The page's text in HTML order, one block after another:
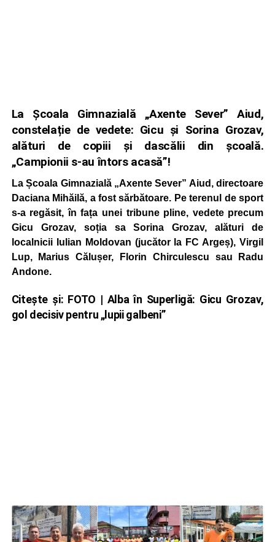
La Școala Gimnazială „Axente Sever” Aiud,
constelație de vedete: Gicu și Sorina Grozav,
alături de copiii și dascălii din școală.
„Campionii s-au întors acasă”!
La Școala Gimnazială „Axente Sever” Aiud, directoare
Daciana Mihăilă, a fost sărbătoare. Pe terenul de sport
s-a regăsit, în fața unei tribune pline, vedete precum
Gicu Grozav, soția sa Sorina Grozav, alături de
localnicii Iulian Moldovan (jucător la FC Argeș), Virgil
Lup, Marius Călușer, Florin Chirculescu sau Radu
Andone.
Citește și: FOTO | Alba în Superligă: Gicu Grozav,
gol decisiv pentru „lupii galbeni”